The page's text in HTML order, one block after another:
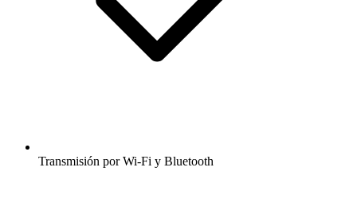
Transmisión por Wi-Fi y Bluetooth